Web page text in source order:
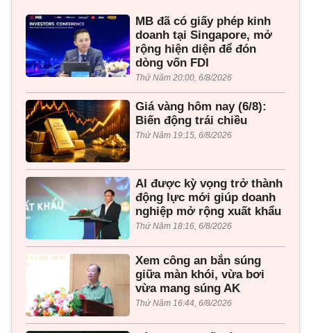
MB đã có giấy phép kinh
doanh tại Singapore, mở
rộng hiện diện để đón
dòng vốn FDI
Thứ Năm 20:00, 6/8/2026
Giá vàng hôm nay (6/8):
Biến động trái chiều
Thứ Năm 19:15, 6/8/2026
AI được kỳ vọng trở thành
động lực mới giúp doanh
nghiệp mở rộng xuất khẩu
Thứ Năm 18:16, 6/8/2026
Xem công an bắn súng
giữa màn khói, vừa bơi
vừa mang súng AK
Thứ Năm 16:44, 6/8/2026